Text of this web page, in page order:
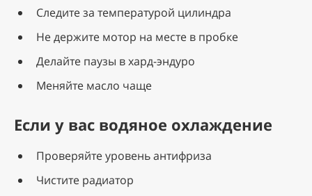
Следите за температурой цилиндра
Не держите мотор на месте в пробке
Делайте паузы в хард-эндуро
Меняйте масло чаще
Если у вас водяное охлаждение
Проверяйте уровень антифриза
Чистите радиатор